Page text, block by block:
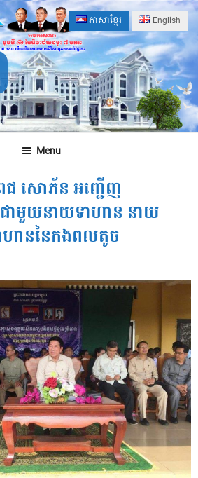
ភាសាខ្មែរ English
Menu
ជ សោភ័ន អញ្ជើញ
យនាយទាហាន នាយ
ហាននៃកងពលតូច